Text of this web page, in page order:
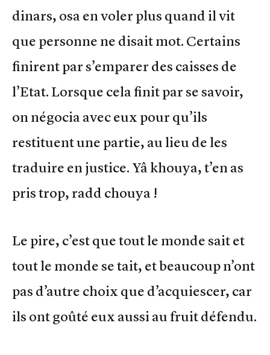
dinars, osa en voler plus quand il vit
que personne ne disait mot. Certains
finirent par s’emparer des caisses de
l’Etat. Lorsque cela finit par se savoir,
on négocia avec eux pour qu’ils
restituent une partie, au lieu de les
traduire en justice. Yâ khouya, t’en as
pris trop, radd chouya !
Le pire, c’est que tout le monde sait et
tout le monde se tait, et beaucoup n’ont
pas d’autre choix que d’acquiescer, car
ils ont goûté eux aussi au fruit défendu.